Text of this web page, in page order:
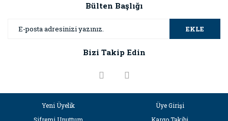
Bülten Başlığı
EKLE
Bizi Takip Edin
Yeni Üyelik
Üye Girişi